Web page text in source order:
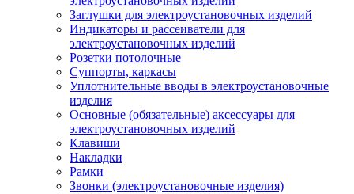
Заглушки для электроустановочных изделий
Индикаторы и рассеиватели для
электроустановочных изделий
Розетки потолочные
Суппорты, каркасы
Уплотнительные вводы в электроустановочные
изделия
Основные (обязательные) аксессуары для
электроустановочных изделий
Клавиши
Накладки
Рамки
Звонки (электроустановочные изделия)